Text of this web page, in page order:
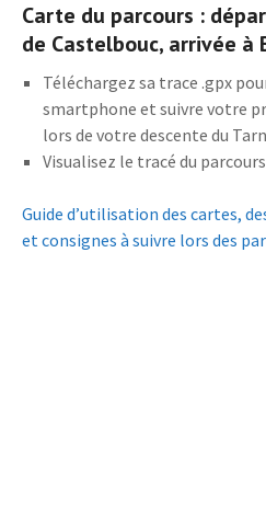
Carte du parcours :
de Castelbouc, arrivée à
Téléchargez sa trace .gpx
smartphone et suivre votre
lors de votre descente du
Visualisez le tracé du
Guide d’utilisation des cartes,
et consignes à suivre lors des